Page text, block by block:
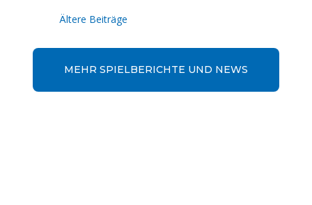
MEHR SPIELBERICHTE UND NEWS